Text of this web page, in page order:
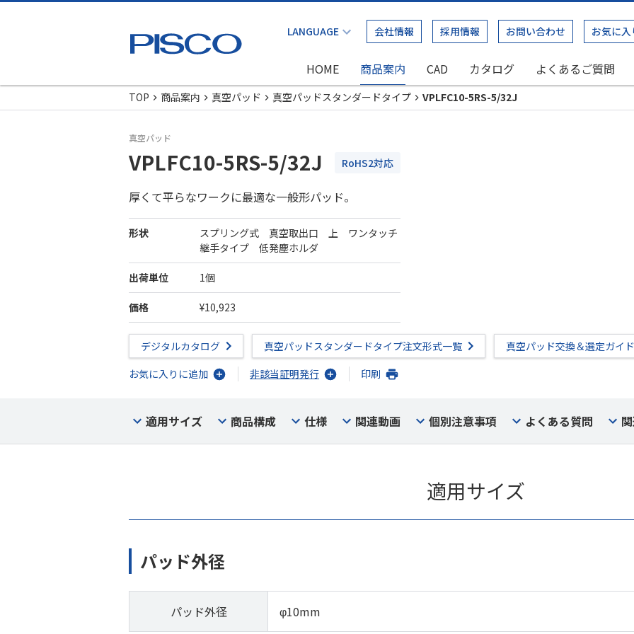
会社情報 採用情報 お問い合わせ お気に入
HOME 商品案内 CAD カタログ よくあるご質問
TOP
商品案内 真空パッド 真空パッドスタンダードタイプ VPLFC10-5RS-5/32J
真空パッド
VPLFC10-5RS-5/32J RoHS2対応
厚くて平らなワークに最適な一般形パッド。
形状
スプリング式 真空取出口 上 ワンタッチ
継手タイプ 低発塵ホルダ
出荷単位 1個
価格 ¥10,923
デジタルカタログ 真空パッドスタンダードタイプ注文形式一覧
真空パッド交換＆選定ガイド
お気に入りに追加
非該当証明発行 印刷
適用サイズ 商品構成 仕様 関連動画 個別注意事項 よくある質問
適用サイズ
パッド外径
パッド外径 φ10mm